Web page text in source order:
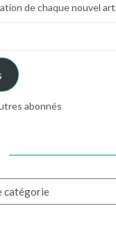
de chaque nouvel
abonnés